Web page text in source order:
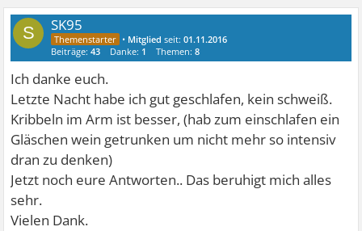
S SK95
• Mitglied seit:01.11.2016
Beiträge:43 Danke: 1 Themen:8
Ich danke euch.
Letzte Nacht habe ich gut geschlafen, kein schweiß.
Kribbeln im Arm ist besser, (hab zum einschlafen ein
Gläschen wein getrunken um nicht mehr so intensiv
dran zu denken)
Jetzt noch eure Antworten.. Das beruhigt mich alles
sehr.
Vielen Dank.